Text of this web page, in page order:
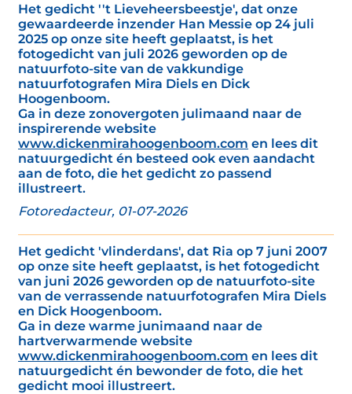
Het gedicht ''t Lieveheersbeestje', dat onze
gewaardeerde inzender Han Messie op 24 juli
2025 op onze site heeft geplaatst, is het
fotogedicht van juli 2026 geworden op de
natuurfoto-site van de vakkundige
natuurfotografen Mira Diels en Dick
Hoogenboom.
Ga in deze zonovergoten julimaand naar de
inspirerende website
www.dickenmirahoogenboom.com en lees dit
natuurgedicht én besteed ook even aandacht
aan de foto, die het gedicht zo passend
illustreert.
Fotoredacteur, 01-07-2026
Het gedicht 'vlinderdans', dat Ria op 7 juni 2007
op onze site heeft geplaatst, is het fotogedicht
van juni 2026 geworden op de natuurfoto-site
van de verrassende natuurfotografen Mira Diels
en Dick Hoogenboom.
Ga in deze warme junimaand naar de
hartverwarmende website
www.dickenmirahoogenboom.com en lees dit
natuurgedicht én bewonder de foto, die het
gedicht mooi illustreert.